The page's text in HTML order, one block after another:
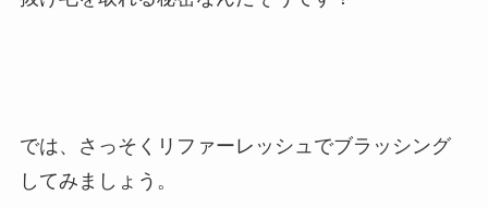
では、さっそくリファーレッシュでブラッシング
してみましょう。